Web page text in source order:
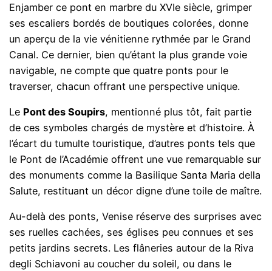
Enjamber ce pont en marbre du XVIe siècle, grimper
ses escaliers bordés de boutiques colorées, donne
un aperçu de la vie vénitienne rythmée par le Grand
Canal. Ce dernier, bien qu’étant la plus grande voie
navigable, ne compte que quatre ponts pour le
traverser, chacun offrant une perspective unique.
Le Pont des Soupirs, mentionné plus tôt, fait partie
de ces symboles chargés de mystère et d’histoire. À
l’écart du tumulte touristique, d’autres ponts tels que
le Pont de l’Académie offrent une vue remarquable sur
des monuments comme la Basilique Santa Maria della
Salute, restituant un décor digne d’une toile de maître.
Au-delà des ponts, Venise réserve des surprises avec
ses ruelles cachées, ses églises peu connues et ses
petits jardins secrets. Les flâneries autour de la Riva
degli Schiavoni au coucher du soleil, ou dans le